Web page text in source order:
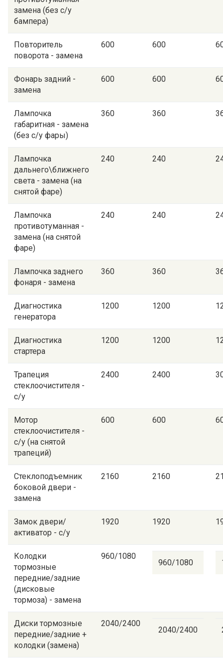
замена (без с/у
бампера)
Повторитель
поворота - замена
600 600
Фонарь задний -
замена
600 600
Лампочка
габаритная - замена
(без с/у фары)
360 360
Лампочка
дальнего\ближнего
света - замена (на
снятой фаре)
240 240
Лампочка
противотуманная -
замена (на снятой
фаре)
240 240
Лампочка заднего
фонаря - замена
360 360
Диагностика
генератора
1200 1200
Диагностика
стартера
1200 1200
Трапеция
стеклоочистителя -
с/у
2400 2400
Мотор
стеклоочистителя -
с/у (на снятой
трапеций)
600 600
Стеклоподъемник
боковой двери -
замена
2160 2160
Замок двери/
активатор - с/у
1920 1920
Колодки
тормозные
передние/задние
(дисковые
тормоза) - замена
960/1080
960/1080
Диски тормозные
передние/задние +
колодки (замена)
2040/2400
2040/2400